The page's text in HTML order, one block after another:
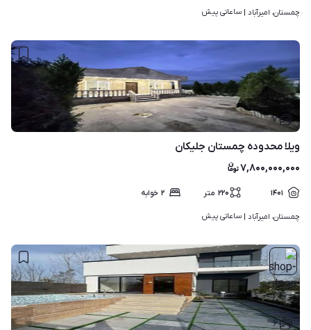
چمستان، امیرآباد | ساعاتی پیش
۷
ویلا محدوده چمستان جلیکان
۷,۸۰۰,۰۰۰,۰۰۰
۱۴۰۱ ۲۲۰ متر ۲ خوابه
چمستان، امیرآباد | ساعاتی پیش
۶